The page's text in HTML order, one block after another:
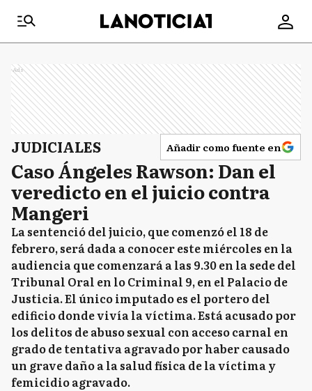
Ads
JUDICIALES Añadir como fuente en
Caso Ángeles Rawson: Dan el
veredicto en el juicio contra
Mangeri
La sentenció del juicio, que comenzó el 18 de
febrero, será dada a conocer este miércoles en la
audiencia que comenzará a las 9.30 en la sede del
Tribunal Oral en lo Criminal 9, en el Palacio de
Justicia. El único imputado es el portero del
edificio donde vivía la víctima. Está acusado por
los delitos de abuso sexual con acceso carnal en
grado de tentativa agravado por haber causado
un grave daño a la salud física de la víctima y
femicidio agravado.